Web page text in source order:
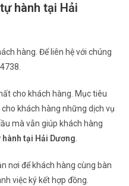
hành tại Hải
hàng. Để liên hệ với chúng
cho khách hàng. Mục tiêu
khách hàng những dịch vụ
mà vẫn giúp khách hàng
tại Hải Dương.
nơi để khách hàng cùng bàn
việc ký kết hợp đồng.